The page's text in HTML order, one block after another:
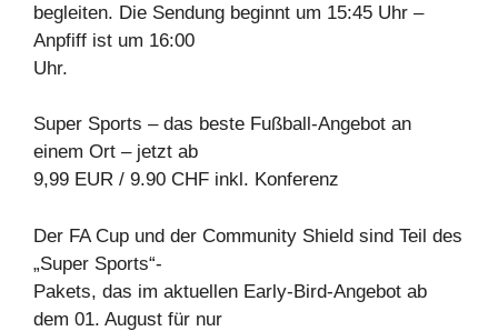
begleiten. Die Sendung beginnt um 15:45 Uhr –
Anpfiff ist um 16:00
Uhr.
Super Sports – das beste Fußball-Angebot an
einem Ort – jetzt ab
9,99 EUR / 9.90 CHF inkl. Konferenz
Der FA Cup und der Community Shield sind Teil des
„Super Sports“-
Pakets, das im aktuellen Early-Bird-Angebot ab
dem 01. August für nur